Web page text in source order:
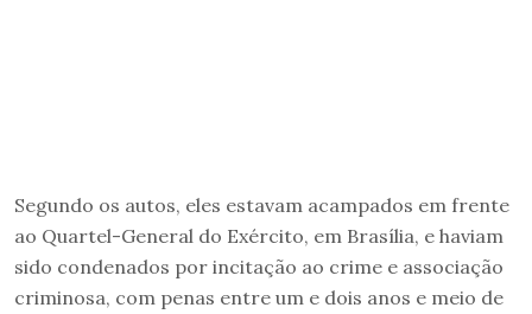
Segundo os autos, eles estavam acampados em frente
ao Quartel-General do Exército, em Brasília, e haviam
sido condenados por incitação ao crime e associação
criminosa, com penas entre um e dois anos e meio de